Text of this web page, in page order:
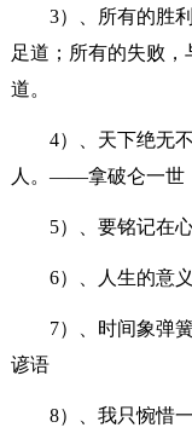
3）、所有的胜
足道；所有的失败
道。
4）、天下绝无
人。——拿破仑一世
5）、要铭记在
6）、人生的意
7）、时间象弹
谚语
8）、我只惋惜